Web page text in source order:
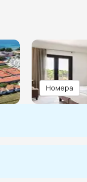
Номера